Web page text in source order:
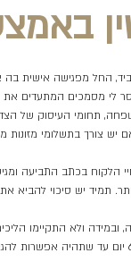
החל מפגישה אישית
לי מסמכים המתעדים את
תחומי העיסוק של
יש צורך בתשלומי
הלקוח בכתב התביעה
תמיד יש סיכוי
ובמידה ולא התקיימו